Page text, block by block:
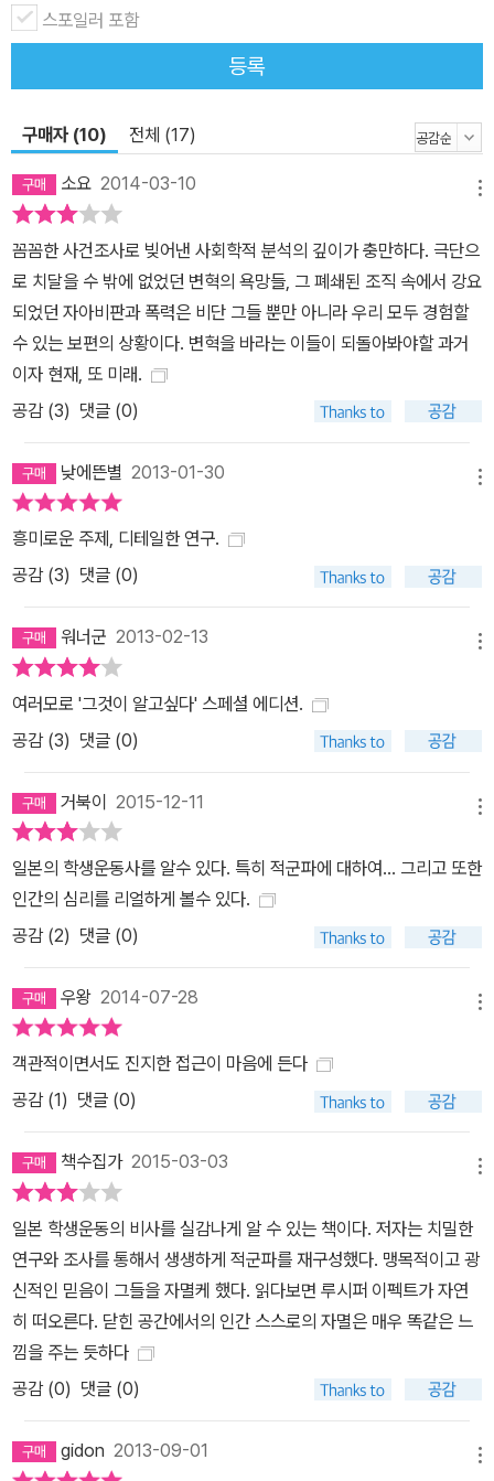
동지를 때리고 찔러 살해했다. 동생이 형에게, 아내가 남편에게 주먹
을 휘둘렀다. 희생자 중에는 고등학생도, 임신한 여성도 있었다. 일본
사회를 충격에 빠뜨린 이 사상 최악의 ‘우치게바(?ゲバ, 학생 운동 파
숙청은 누구나 빠져들 수 있는 심리적 함정이었다 이 책은 ‘연합적군
파’의 실체를 해부한다. 사회학자이자 일본 좌파 운동 연구의 권위자
인 저자 퍼트리샤 스테인호프는, 피도 눈물도 없는 악마 또는 정신 이
상자의 소행으로 매도되기 십상인 연합적군 숙청 사건에서 인간 심리
의 보편성을 발견한다. “내게 이 사건이 주는 진정한 교훈, 진정한 공
포는 지극히 일반적인 사회 상황이 뜻밖의 이변을 낳았다는 사실이
다.”(154쪽)라고 그는 말한다. 20여 년 동안 현장을 발로 뛰며 적군
파 멤버와 숙청 사건의 생존자 및 관계자들을 인터뷰하고 수많은 자
료를 탐독한 끝에 다다른 결론이다. 적군파 멤버들은 평범하게 성장
하다 대학에 들어와 사회 문제에 관심을 품은, 여느 20대와 다르지
않은 순수한 젊은이였다. 그들이 참혹한 비극에 다다르기까지 걸어간
길은 누구나 빠져들 수 있는 심리적 함정이었다. 이 책은 적군파의 결
성부터 소멸까지 전 과정을 추적하며 그들의 내면을 고스란히 독자
앞에 드러내 보여준다. ‘내가 그때 그 자리에 있었다면 과연 벗어날 수
항과 혁명의 1960년대, 일본 좌파 운동의 생생한 호흡을 느낀다 196
0년대 후반은 일본뿐 아니라 전 세계에서 학생들이 주축이 된 신좌파
운동이 폭발한 시기였다. 운동의 기세가 점차 하향세로 접어들면서
을 주창하는 급진 단체가 동시다발적으로 나타나기도 했다. 당시 미
험한 저자는, 시공간을 넘나드는 폭넓은 시야를 바탕으로 하여 일본
학생 운동을 분석한다. 적군파가 탄생하기까지 일본 학생 운동이 거
쳐 온 치열한 분파 갈등과 급진화의 여정, 그리고 그 배경에 깔린 사회
상황이 객관적이면서도 생동감 넘치는 필치로 서술된다. 한국어판에
는 일본과 세계의 학생 운동 관련 연표와 풍부한 각주 및 시각 자료가
추가되었다. 특히 20쪽에 달하는 연표는 일본 학생 운동의 핵심 흐름
을 명쾌하게 보여준다. 일본 문학과 영화를 비롯한 문화 전반에 커다
란 영향을 끼쳐 온 이른바 ‘전공투 세대’의 경험을 이해할 수 있는 좋
은 자료가 될 것이다. 한국 최초로 소개되는 적군파 연구의 대표작 ‘적
군파’의 악명은 한국에도 익히 알려져 있다. 30년간 전 세계를 무대
도 적군파 간부였다. 일본 전국에 생중계되어 시청률 95%를 기록한
사상 초유의 인질극 ‘아사마 산장 사건’의 주범도 적군파였다. 북한에
혁명 기지를 만들겠다며 일본 최초로 비행기를 납치하여 평양으로 떠
난 ‘요도호 사건’의 장본인 역시 적군파 멤버다. 얼마 전(2012년 10
월) 작고한 일본 영화계의 거장 와카마쓰 고지 감독의 <실록 연합적
군>을 비롯하여 연합적군을 소재로 한 영화 몇 편이 한국에 알려지기
도 했다. 무라카미 하루키의 소설 《1Q84》도 작중의 단체 ‘여명’을 묘
대명사라는 인식을 넘어 적군파를 낳은 사회적 배경과 그들의 심리를
리학을 기반으로 하여 적군파를 정면으로 분석한 최초의 연구서이자,
스포일러 포함
등록
구매자 (10) 전체 (17)
소요 2014-03-10
꼼꼼한 사건조사로 빚어낸 사회학적 분석의 깊이가 충만하다. 극단으
로 치달을 수 밖에 없었던 변혁의 욕망들, 그 폐쇄된 조직 속에서 강요
되었던 자아비판과 폭력은 비단 그들 뿐만 아니라 우리 모두 경험할
수 있는 보편의 상황이다. 변혁을 바라는 이들이 되돌아봐야할 과거
이자 현재, 또 미래.
공감 (3) 댓글 (0)
낮에뜬별 2013-01-30
흥미로운 주제, 디테일한 연구.
공감 (3) 댓글 (0)
워너군 2013-02-13
여러모로 '그것이 알고싶다' 스페셜 에디션.
공감 (3) 댓글 (0)
거북이 2015-12-11
일본의 학생운동사를 알수 있다. 특히 적군파에 대하여... 그리고 또한
인간의 심리를 리얼하게 볼수 있다.
공감 (2) 댓글 (0)
우왕 2014-07-28
객관적이면서도 진지한 접근이 마음에 든다
공감 (1) 댓글 (0)
책수집가2015-03-03
일본 학생운동의 비사를 실감나게 알 수 있는 책이다. 저자는 치밀한
연구와 조사를 통해서 생생하게 적군파를 재구성했다. 맹목적이고 광
신적인 믿음이 그들을 자멸케 했다. 읽다보면 루시퍼 이펙트가 자연
히 떠오른다. 닫힌 공간에서의 인간 스스로의 자멸은 매우 똑같은 느
낌을 주는 듯하다
공감 (0) 댓글 (0)
gidon 2013-09-01